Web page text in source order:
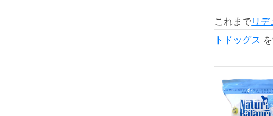
これまでリデ
トドッグス